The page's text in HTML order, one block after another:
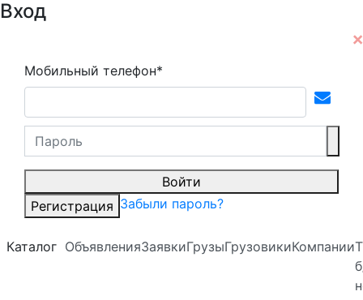
Вход
Мобильный телефон*
Войти
Регистрация Забыли пароль?
Каталог ОбъявленияЗаявкиГрузыГрузовикиКомпании